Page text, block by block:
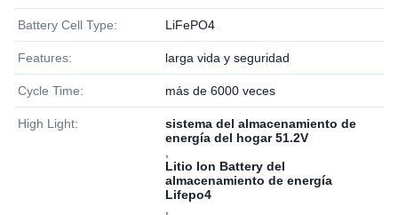
Battery Cell Type: LiFePO4
Features: larga vida y seguridad
Cycle Time: más de 6000 veces
High Light:
sistema del almacenamiento de
energía del hogar 51.2V
Litio Ion Battery del
almacenamiento de energía
Lifepo4